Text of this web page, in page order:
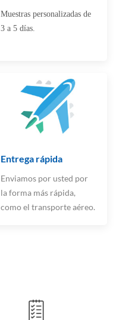
Muestras personalizadas de
3 a 5 días.
Entrega rápida
Enviamos por usted por
la forma más rápida,
como el transporte aéreo.